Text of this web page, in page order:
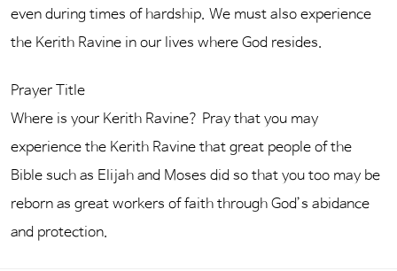
even during times of hardship. We must also experience
the Kerith Ravine in our lives where God resides.
Prayer Title
Where is your Kerith Ravine? Pray that you may
experience the Kerith Ravine that great people of the
Bible such as Elijah and Moses did so that you too may be
reborn as great workers of faith through God’s abidance
and protection.